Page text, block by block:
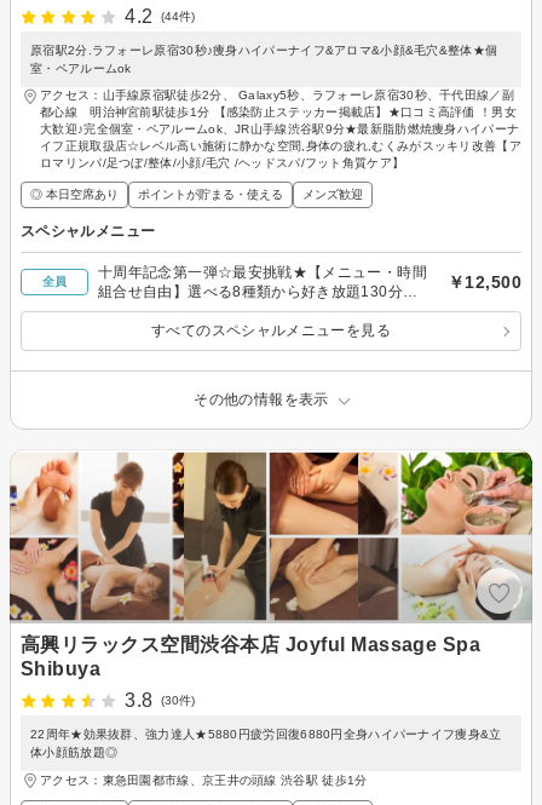
4.2 (44件)
原宿駅2分.ラフォーレ原宿30秒♪痩身ハイパーナイフ&アロマ&小顔&毛穴&整体★個
室・ペアルームok
アクセス：山手線原宿駅徒歩2分、 Galaxy5秒、ラフォーレ原宿30秒、千代田線／副
都心線 明治神宮前駅徒歩1分 【感染防止ステッカー掲載店】★口コミ高評価 ！男女
大歓迎♪完全個室・ペアルームok、JR山手線渋谷駅9分★最新脂肪燃焼痩身ハイパーナ
イフ正規取扱店☆レベル高い施術に静かな空間,身体の疲れ,むくみがスッキリ改善【ア
ロマリンパ/足つぼ/整体/小顔/毛穴 /ヘッドスパ/フット角質ケア】
◎ 本日空席あり ポイントが貯まる・使える メンズ歓迎
スペシャルメニュー
全員
十周年記念第一弾☆最安挑戦★【メニュー・時間
組合せ自由】選べる8種類から好き放題130分
12500
￥12,500
すべてのスペシャルメニューを見る
その他の情報を表示
高興リラックス空間渋谷本店 Joyful Massage Spa
Shibuya
3.8
(30件)
22周年★効果抜群、強力達人★5880円疲労回復6880円全身ハイパーナイフ痩身&立
体小顔筋放題◎
アクセス：東急田園都市線、京王井の頭線 渋谷駅 徒歩1分